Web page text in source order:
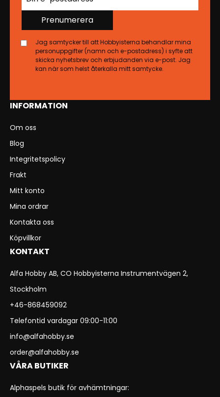
INFORMATION
Om oss
Blog
Integritetspolicy
Frakt
Mitt konto
Mina ordrar
Kontakta oss
Köpvillkor
KONTAKT
Alfa Hobby AB, CO Hobbyisterna Instrumentvägen 2,
Stockholm
+46-868459092
Telefontid vardagar 09:00-11:00
info@alfahobby.se
order@alfahobby.se
VÅRA BUTIKER
Alphaspels butik för avhämtningar:
Prenumerera
Jag samtycker till att Hobbyisterna behandlar mina
personuppgifter (namn och e-postadress) i syfte att
skicka nyhetsbrev och erbjudanden via e-post. Jag
kan när som helst återkalla mitt samtycke.